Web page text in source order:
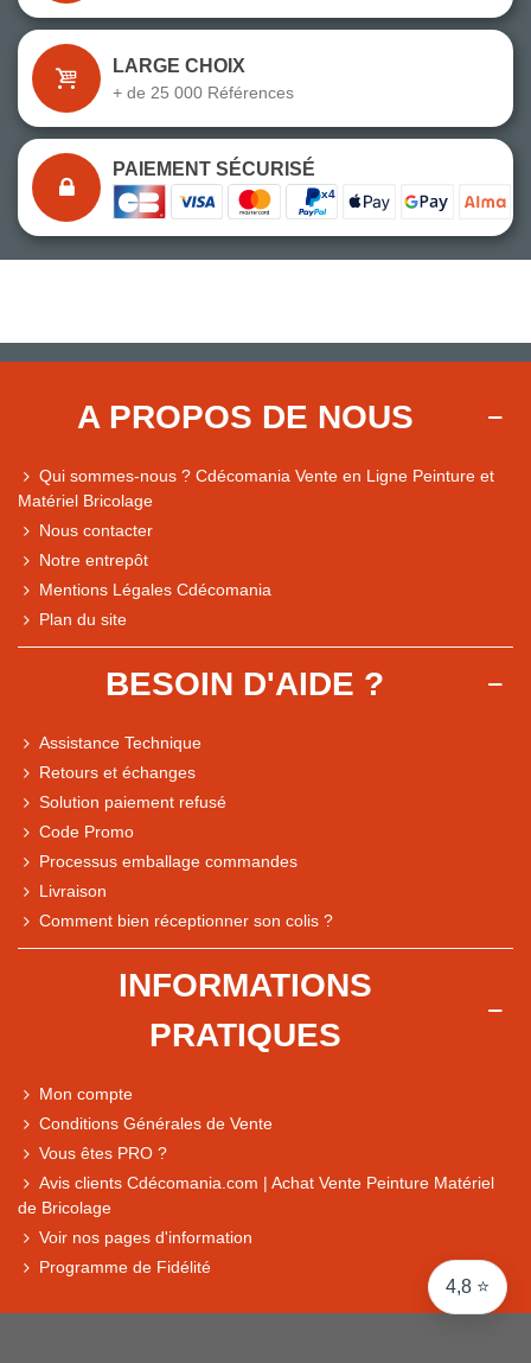
4,8 ⭐
Comparaison des performances du magasin
Express, Chez vous, Point relais, Retrait magasin
LARGE CHOIX
+ de 25 000 Références
PAIEMENT SÉCURISÉ
A PROPOS DE NOUS
Qui sommes-nous ? Cdécomania Vente en Ligne Peinture et
Matériel Bricolage
Nous contacter
Notre entrepôt
Mentions Légales Cdécomania
Plan du site
BESOIN D'AIDE ?
Assistance Technique
Retours et échanges
Solution paiement refusé
Code Promo
Processus emballage commandes
Livraison
Comment bien réceptionner son colis ?
INFORMATIONS
PRATIQUES
Mon compte
Conditions Générales de Vente
Vous êtes PRO ?
Avis clients Cdécomania.com | Achat Vente Peinture Matériel
de Bricolage
Voir nos pages d'information
Programme de Fidélité